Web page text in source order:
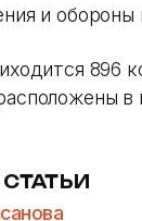
и обороны
896
в